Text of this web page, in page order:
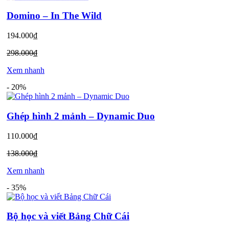
Domino – In The Wild
194.000₫
298.000₫
Xem nhanh
- 20%
Ghép hình 2 mảnh – Dynamic Duo
110.000₫
138.000₫
Xem nhanh
- 35%
Bộ học và viết Bảng Chữ Cái